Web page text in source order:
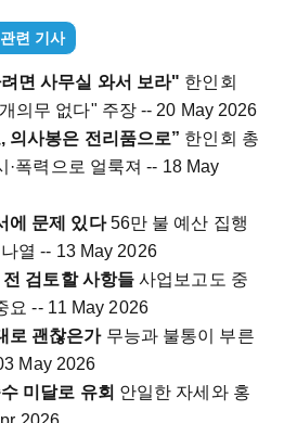
련 기사
면 사무실 와서 보라" 한인회
의무 없다" 주장 -- 20 May 2026
의사봉은 전리품으로” 한인회 총
·폭력으로 얼룩져 -- 18 May
에 문제 있다56만 불 예산 집행
열 -- 13 May 2026
전 검토할 사항들사업보고도 중
요 -- 11 May 2026
로 괜찮은가 무능과 불통이 부른
May 2026
미달로 유회 안일한 자세와 홍